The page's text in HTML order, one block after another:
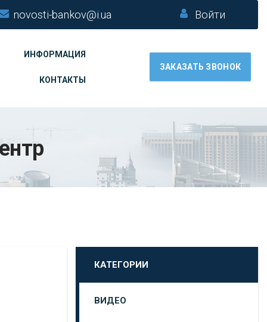
novosti-bankov@i.ua Войти
ИНФОРМАЦИЯ
КОНТАКТЫ
ЗАКАЗАТЬ ЗВОНОК
КАТЕГОРИИ
ВИДЕО